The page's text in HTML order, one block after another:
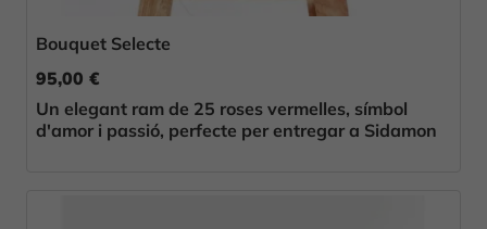
Bouquet Selecte
95,00 €
Un elegant ram de 25 roses vermelles, símbol
d'amor i passió, perfecte per entregar a Sidamon